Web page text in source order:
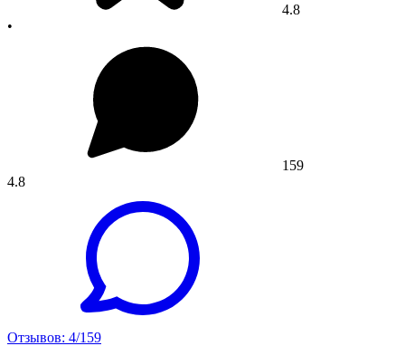
4.8
•
159
4.8
Отзывов: 4/159